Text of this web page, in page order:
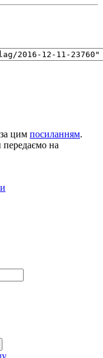
цим посиланням.
передаємо на